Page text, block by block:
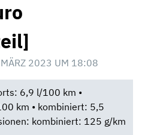
MÄRZ 2023 UM 18:08
6,9 l/100 km •
km • kombiniert: 5,5
kombiniert: 125 g/km